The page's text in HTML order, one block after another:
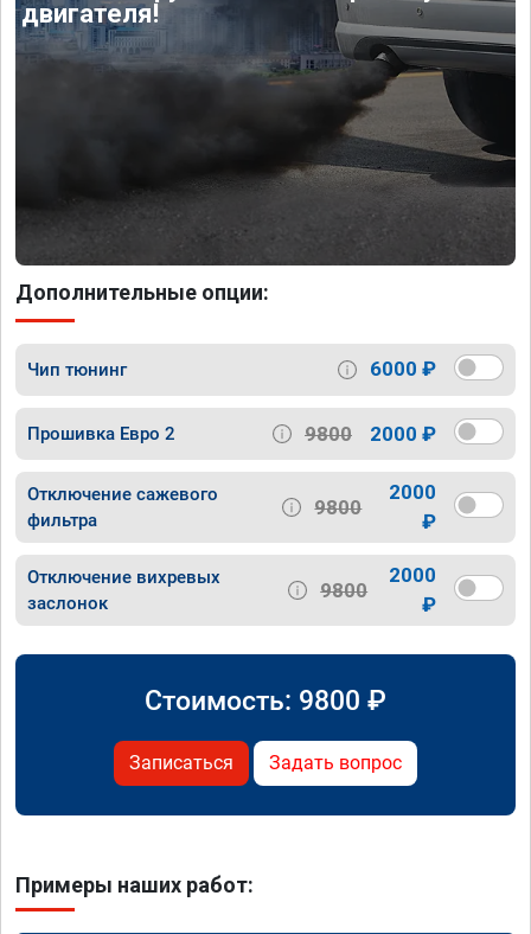
двигателя!
Дополнительные опции:
Чип тюнинг 6000 ₽
Прошивка Евро 2 9800 2000 ₽
Отключение сажевого
фильтра
9800
2000
₽
Отключение вихревых
заслонок
9800
2000
₽
Стоимость: 9800 ₽
Записаться Задать вопрос
Примеры наших работ: